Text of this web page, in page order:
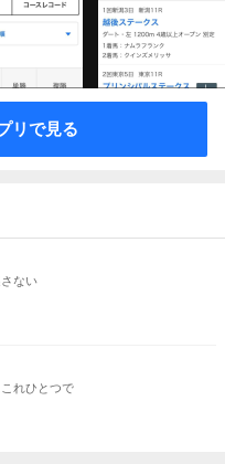
リで見る
ない
れひとつで